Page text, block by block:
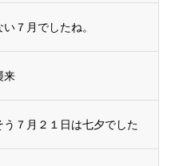
７月でしたね。
来
７月２１日は七夕でした